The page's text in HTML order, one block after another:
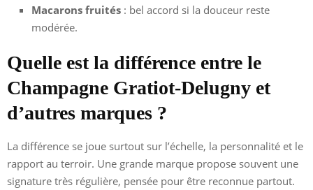
Macarons fruités : bel accord si la douceur reste
modérée.
Quelle est la différence entre le
Champagne Gratiot-Delugny et
d’autres marques ?
La différence se joue surtout sur l’échelle, la personnalité et le
rapport au terroir. Une grande marque propose souvent une
signature très régulière, pensée pour être reconnue partout.